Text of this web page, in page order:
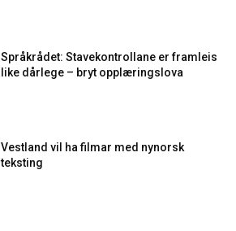
Språkrådet: Stavekontrollane er framleis
like dårlege – bryt opplæringslova
Vestland vil ha filmar med nynorsk
teksting